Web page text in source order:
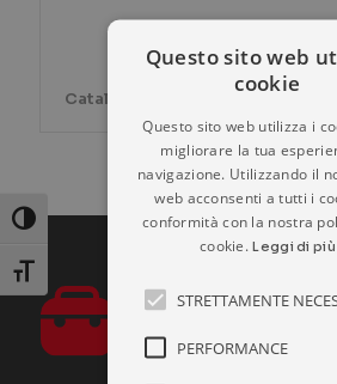
Attiva/disattiva alto contrasto
Attiva/disattiva dimensione testo
Catalogo prodotti
Questo sito web
cookie
Questo sito web utilizza i
migliorare la tua
navigazione. Utilizzando il
web acconsenti a tutti i
conformità con la nostra
cookie.Leggi di più
STRETTAMENTE
PERFORMANCE